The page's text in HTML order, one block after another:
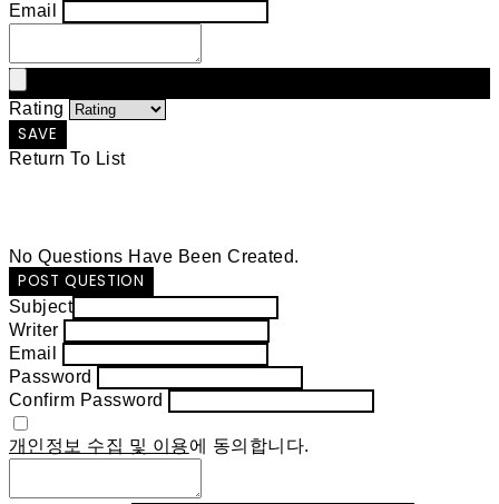
Email
Rating
SAVE
Return To List
No Questions Have Been Created.
POST QUESTION
Subject
Writer
Email
Password
Confirm Password
개인정보 수집 및 이용에 동의합니다.